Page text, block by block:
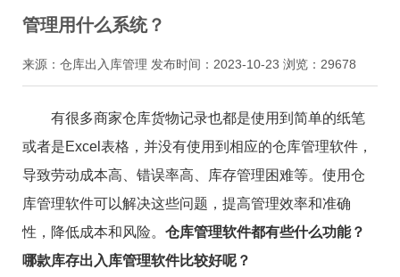
管理用什么系统？
来源：仓库出入库管理 发布时间：2023-10-23 浏览：29678
有很多商家仓库货物记录也都是使用到简单的纸笔
或者是Excel表格，并没有使用到相应的仓库管理软件，
导致劳动成本高、错误率高、库存管理困难等。使用仓
库管理软件可以解决这些问题，提高管理效率和准确
性，降低成本和风险。 仓库管理软件都有些什么功能？
哪款库存出入库管理软件比较好呢？